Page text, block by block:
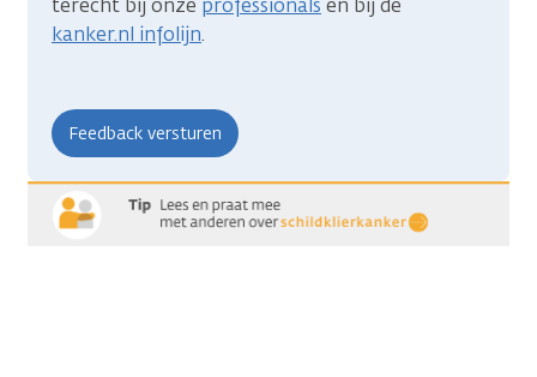
kanker.nl infolijn.